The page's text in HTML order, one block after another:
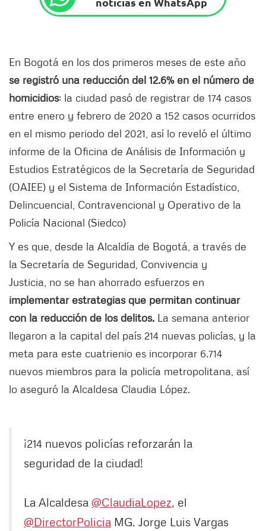
En Bogotá en los dos primeros meses de este año
se registró una reducción del 12.6% en el número de
homicidios; la ciudad pasó de registrar de 174 casos
entre enero y febrero de 2020 a 152 casos ocurridos
en el mismo periodo del 2021, así lo reveló el último
informe de la Oficina de Análisis de Información y
Estudios Estratégicos de la Secretaría de Seguridad
(OAIEE) y el Sistema de Información Estadístico,
Delincuencial, Contravencional y Operativo de la
Policía Nacional (Siedco)
Y es que, desde la Alcaldía de Bogotá, a través de
la Secretaría de Seguridad, Convivencia y
Justicia, no se han ahorrado esfuerzos en
implementar estrategias que permitan continuar
con la reducción de los delitos. La semana anterior
llegaron a la capital del país 214 nuevas policías, y la
meta para este cuatrienio es incorporar 6.714
nuevos miembros para la policía metropolitana, así
lo aseguró la Alcaldesa Claudia López.
¡214 nuevos policías reforzarán la
seguridad de la ciudad!
La Alcaldesa @ClaudiaLopez , el
@DirectorPolicia MG. Jorge Luis Vargas